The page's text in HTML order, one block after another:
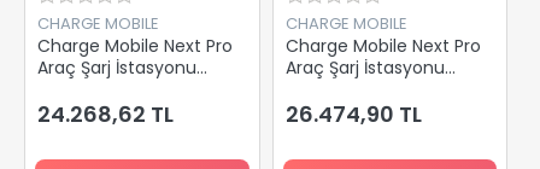
CHARGE MOBILE
Charge Mobile Next Pro
Araç Şarj İstasyonu
24.268,62 TL
CHARGE MOBILE
Charge Mobile Next Pro
Araç Şarj İstasyonu
26.474,90 TL